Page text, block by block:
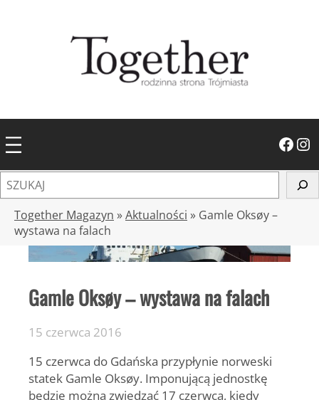
Facebook Instagram
z
Together Magazyn »Aktualności » Gamle Oksøy –
wystawa na falach
Gamle Oksøy – wystawa na falach
15 czerwca 2016
15 czerwca do Gdańska przypłynie norweski
statek Gamle Oksøy. Imponującą jednostkę
będzie można zwiedzać 17 czerwca, kiedy